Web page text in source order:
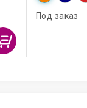
Под заказ